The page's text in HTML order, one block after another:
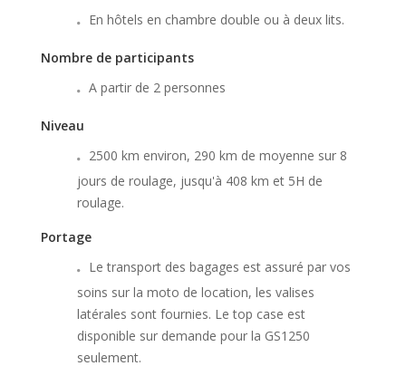
En hôtels en chambre double ou à deux lits.
Nombre de participants
A partir de 2 personnes
Niveau
2500 km environ, 290 km de moyenne sur 8
jours de roulage, jusqu'à 408 km et 5H de
roulage.
Portage
Le transport des bagages est assuré par vos
soins sur la moto de location, les valises
latérales sont fournies. Le top case est
disponible sur demande pour la GS1250
seulement.